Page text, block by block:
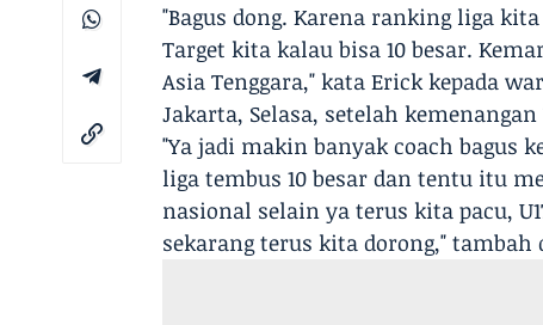
"Bagus dong. Karena ranking liga
Target kita kalau bisa 10 besar.
Asia Tenggara," kata Erick kepada
Jakarta, Selasa, setelah
"Ya jadi makin banyak coach bagus
liga tembus 10 besar dan tentu itu
nasional selain ya terus kita pacu,
sekarang terus kita dorong," tambah